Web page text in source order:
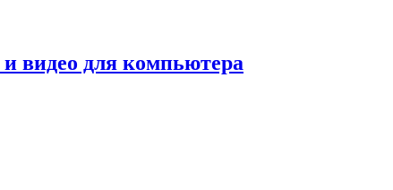
видео для компьютера